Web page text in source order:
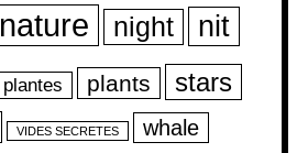
nature night nit
plantes plants stars
VIDES SECRETES whale